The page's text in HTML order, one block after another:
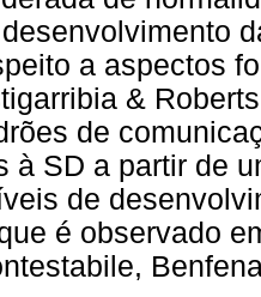
a aspectos
&
de
à SD a partir de
de
é observado